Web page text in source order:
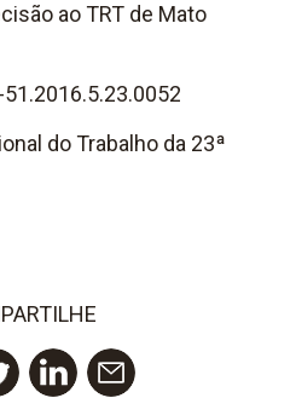
ao TRT de Mato
do Trabalho da 23ª
TwitterLinkedIn
Email